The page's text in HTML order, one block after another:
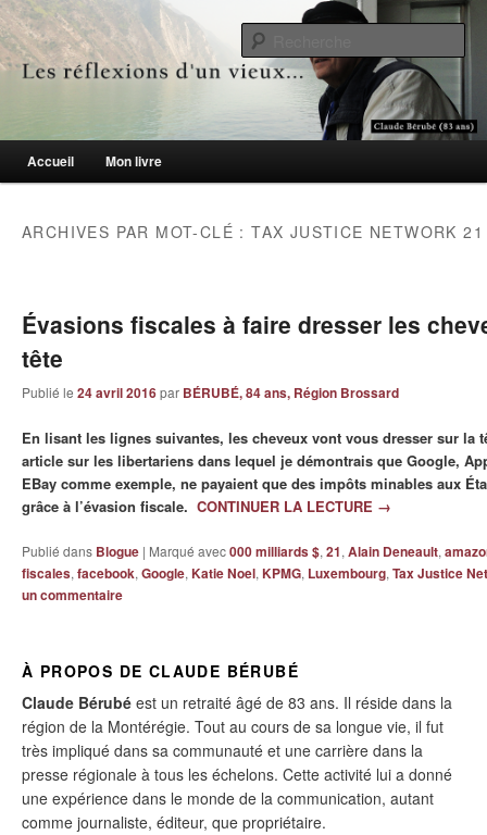
Les réflexions d'un vieux…
Le blogue des aînés de 65 ans et +
Menu principal
Aller au contenu principal
Aller au contenu secondaire
Accueil Mon livre
ARCHIVES PAR MOT-CLÉ :TAX JUSTICE NETWORK 21
Évasions fiscales à faire dresser les
tête
Publié le 24 avril 2016par BÉRUBÉ, 84 ans, Région Brossard
En lisant les lignes suivantes, les cheveux vont vous dresser sur la
article sur les libertariens dans lequel je démontrais que Google,
EBay comme exemple, ne payaient que des impôts minables aux
grâce à l’évasion fiscale. CONTINUER LA LECTURE →
Publié dans Blogue | Marqué avec000 milliards $, 21, Alain Deneault,
fiscales, facebook, Google, Katie Noel, KPMG, Luxembourg, Tax Justice
un commentaire
À PROPOS DE CLAUDE BÉRUBÉ
Claude Bérubé est un retraité âgé de 83 ans. Il réside dans la
région de la Montérégie. Tout au cours de sa longue vie, il fut
très impliqué dans sa communauté et une carrière dans la
presse régionale à tous les échelons. Cette activité lui a donné
une expérience dans le monde de la communication, autant
comme journaliste, éditeur, que propriétaire.